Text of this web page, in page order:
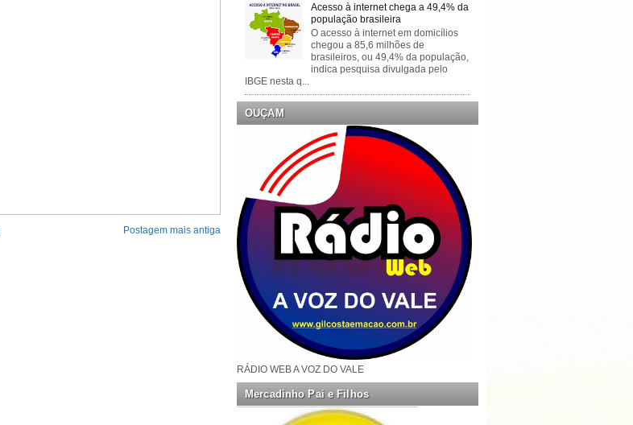
Postagem mais antiga
Acesso à internet chega a 49,4% da
população brasileira
O acesso à internet em domicílios
chegou a 85,6 milhões de
brasileiros, ou 49,4% da população,
indica pesquisa divulgada pelo
IBGE nesta q...
OUÇAM
RÁDIO WEB A VOZ DO VALE
Mercadinho Pai e Filhos